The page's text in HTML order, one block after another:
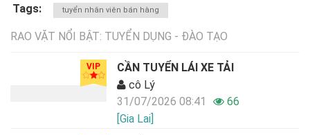
Tags: tuyển nhân viên bán hàng
RAO VẶT NỔI BẬT: TUYỂN DỤNG - ĐÀO TẠO
VIP
CẦN TUYỂN LÁI XE TẢI
cô Lý
31/07/2026 08:41
66
[Gia Lai]